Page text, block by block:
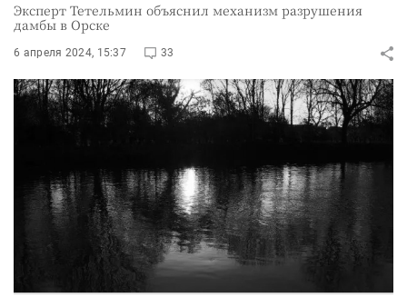
Эксперт Тетельмин объяснил механизм разрушения
дамбы в Орске
6 апреля 2024, 15:37 33